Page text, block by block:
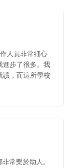
人員非常細心
進步了很多。我
讀，而這所學校
常樂於助人。